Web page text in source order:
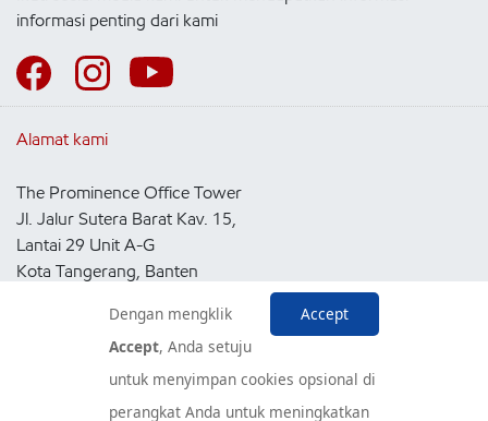
informasi penting dari kami
Alamat kami
The Prominence Office Tower
Jl. Jalur Sutera Barat Kav. 15,
Lantai 29 Unit A-G
Kota Tangerang, Banten
Pusat Layanan Konsumen
Accept
Dengan mengklik
Accept, Anda setuju
untuk menyimpan cookies opsional di
perangkat Anda untuk meningkatkan